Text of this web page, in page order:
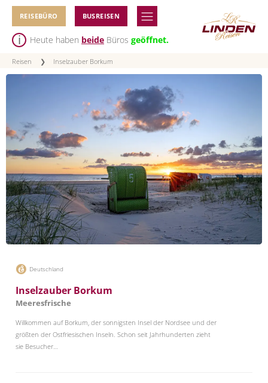
REISEBÜRO BUSREISEN
Heute haben beide Büros geöffnet.
Reisen ❯ Inselzauber Borkum
Deutschland
Inselzauber Borkum
Meeresfrische
Willkommen auf Borkum, der sonnigsten Insel der Nordsee und der
größten der Ostfriesischen Inseln. Schon seit Jahrhunderten zieht
sie Besucher…